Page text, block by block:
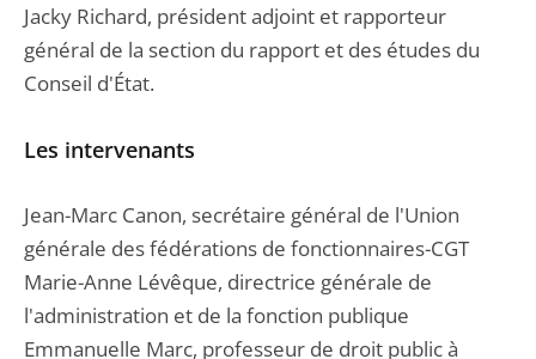
Jacky Richard, président adjoint et rapporteur
général de la section du rapport et des études du
Conseil d'État.
Les intervenants
Jean-Marc Canon, secrétaire général de l'Union
générale des fédérations de fonctionnaires-CGT
Marie-Anne Lévêque, directrice générale de
l'administration et de la fonction publique
Emmanuelle Marc, professeur de droit public à